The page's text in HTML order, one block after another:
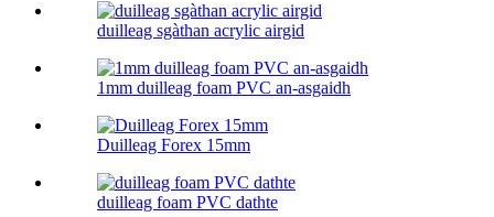
duilleag sgàthan acrylic airgid
1mm duilleag foam PVC an-asgaidh
Duilleag Forex 15mm
duilleag foam PVC dathte